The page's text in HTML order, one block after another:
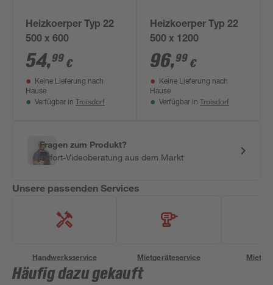
Heizkoerper Typ 22
500 x 600
54,99 €
Keine Lieferung nach
Hause
Verfügbar in Troisdorf
Heizkoerper Typ 22
500 x 1200
96,99 €
Keine Lieferung nach
Hause
Verfügbar in Troisdorf
Fragen zum Produkt?
Sofort-Videoberatung aus dem Markt
Unsere passenden Services
Handwerksservice Mietgeräteservice
Häufig dazu gekauft